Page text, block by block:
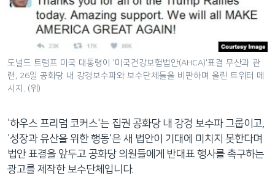
도널드 트럼프 미국 대통령이 '미국건강보험법안(AHCA)'표결 무산과 관
련, 26일 공화당 내 강경보수파와 보수단체들을 비판하며 올린 트위터 메
시지. (위)
'하우스 프리덤 코커스'는 집권 공화당 내 강경 보수파 그룹이고,
'성장과 유산을 위한 행동'은 새 법안이 기대에 미치지 못한다며
법안 표결을 앞두고 공화당 의원들에게 반대표 행사를 촉구하는
광고를 제작한 보수단체입니다.